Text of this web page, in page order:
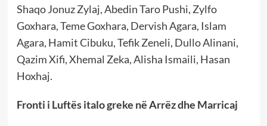
Shaqo Jonuz Zylaj, Abedin Taro Pushi, Zylfo
Goxhara, Teme Goxhara, Dervish Agara, Islam
Agara, Hamit Cibuku, Tefik Zeneli, Dullo Alinani,
Qazim Xifi, Xhemal Zeka, Alisha Ismaili, Hasan
Hoxhaj.
Fronti i Luftës italo greke në Arrëz dhe Marricaj